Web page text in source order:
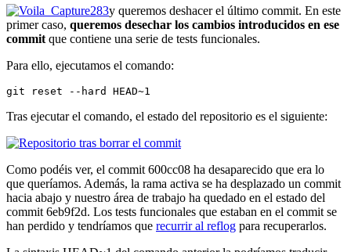
y queremos deshacer el último commit. En este
primer caso, queremos desechar los cambios introducidos en ese
commit que contiene una serie de tests funcionales.
Para ello, ejecutamos el comando:
git reset --hard HEAD~1
Tras ejecutar el comando, el estado del repositorio es el siguiente:
Como podéis ver, el commit 600cc08 ha desaparecido que era lo
que queríamos. Además, la rama activa se ha desplazado un commit
hacia abajo y nuestro área de trabajo ha quedado en el estado del
commit 6eb9f2d. Los tests funcionales que estaban en el commit se
han perdido y tendríamos que recurrir al reflog para recuperarlos.